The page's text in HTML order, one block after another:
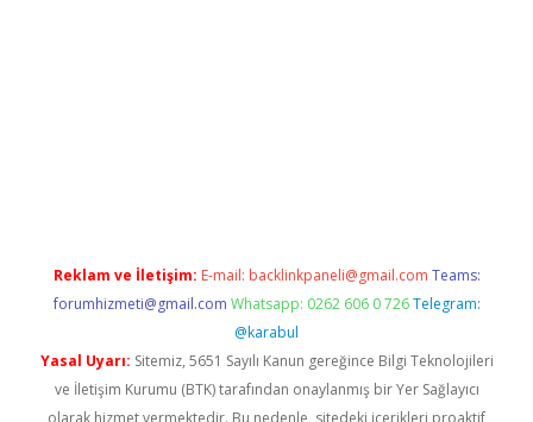
Reklam ve İletişim: E-mail: backlinkpaneli@gmail.com Teams:
forumhizmeti@gmail.com Whatsapp: 0262 606 0 726 Telegram:
@karabul
Yasal Uyarı: Sitemiz, 5651 Sayılı Kanun gereğince Bilgi Teknolojileri
ve İletişim Kurumu (BTK) tarafından onaylanmış bir Yer Sağlayıcı
olarak hizmet vermektedir. Bu nedenle, sitedeki içerikleri proaktif